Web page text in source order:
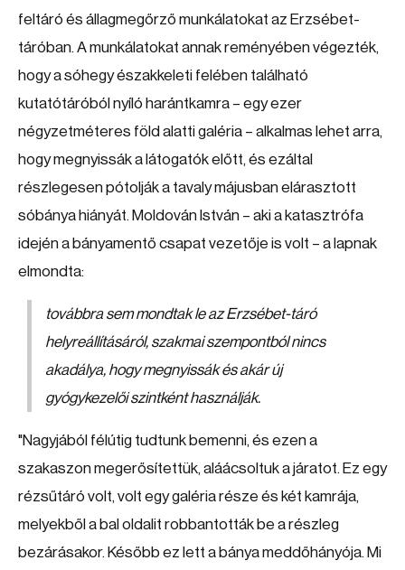
feltáró és állagmegőrző munkálatokat az Erzsébet-
táróban. A munkálatokat annak reményében végezték,
hogy a sóhegy északkeleti felében található
kutatótáróból nyíló harántkamra – egy ezer
négyzetméteres föld alatti galéria – alkalmas lehet arra,
hogy megnyissák a látogatók előtt, és ezáltal
részlegesen pótolják a tavaly májusban elárasztott
sóbánya hiányát. Moldován István – aki a katasztrófa
idején a bányamentő csapat vezetője is volt – a lapnak
elmondta:
továbbra sem mondtak le az Erzsébet-táró
helyreállításáról, szakmai szempontból nincs
akadálya, hogy megnyissák és akár új
gyógykezelői szintként használják.
"Nagyjából félútig tudtunk bemenni, és ezen a
szakaszon megerősítettük, aláácsoltuk a járatot. Ez egy
rézsűtáró volt, volt egy galéria része és két kamrája,
melyekből a bal oldalit robbantották be a részleg
bezárásakor. Később ez lett a bánya meddőhányója. Mi